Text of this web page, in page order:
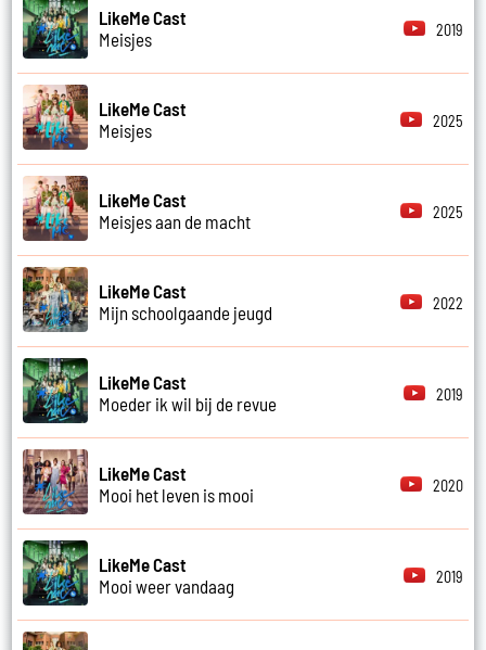
LikeMe Cast
Meisjes
2019
LikeMe Cast
Meisjes
2025
LikeMe Cast
Meisjes aan de macht
2025
LikeMe Cast
Mijn schoolgaande jeugd
2022
LikeMe Cast
Moeder ik wil bij de revue
2019
LikeMe Cast
Mooi het leven is mooi
2020
LikeMe Cast
Mooi weer vandaag
2019